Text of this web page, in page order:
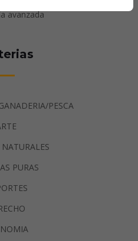
avanzada
PESCA
PURAS